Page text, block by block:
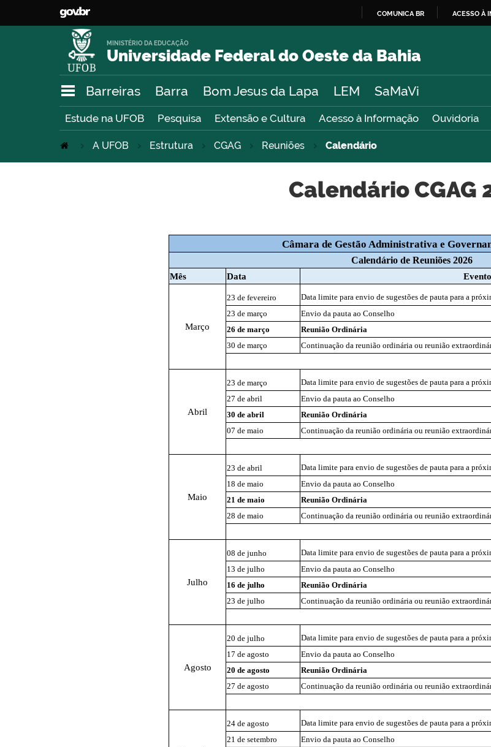
O
COMUNICA BR ACESSO À
Universidade Federal do Oeste da Bahia
MINISTÉRIO DA EDUCAÇÃO
Barreiras Barra Bom Jesus da Lapa LEM SaMaVi
Estude na UFOB Pesquisa Extensão e Cultura Acesso à Informação Ouvidoria
A UFOB Estrutura CGAG Reuniões Calendário
Calendário CGAG
Câmara de Gestão Administrativa e
Calendário de Reuniões 2026
Mês Data Evento
Março
23 de fevereiro Data limite para envio de sugestões de pauta para a
23 de março
Envio da pauta ao Conselho
26 de março
Reunião Ordinária
30 de março
Continuação da reunião ordinária ou reunião
Abril
23 de março Data limite para envio de sugestões de pauta para a
27 de abril
Envio da pauta ao Conselho
30 de abril
Reunião Ordinária
07 de maio
Continuação da reunião ordinária ou reunião
Maio
23 de abril Data limite para envio de sugestões de pauta para a
18 de maio
Envio da pauta ao Conselho
21 de maio
Reunião Ordinária
28 de maio
Continuação da reunião ordinária ou reunião
Julho
08 de junho Data limite para envio de sugestões de pauta para a
13 de julho
Envio da pauta ao Conselho
16 de julho
Reunião Ordinária
23 de julho
Continuação da reunião ordinária ou reunião
Agosto
20 de julho Data limite para envio de sugestões de pauta para a
17 de agosto
Envio da pauta ao Conselho
20 de agosto
Reunião Ordinária
27 de agosto
Continuação da reunião ordinária ou reunião
24 de agosto Data limite para envio de sugestões de pauta para a
21 de setembro
Envio da pauta ao Conselho